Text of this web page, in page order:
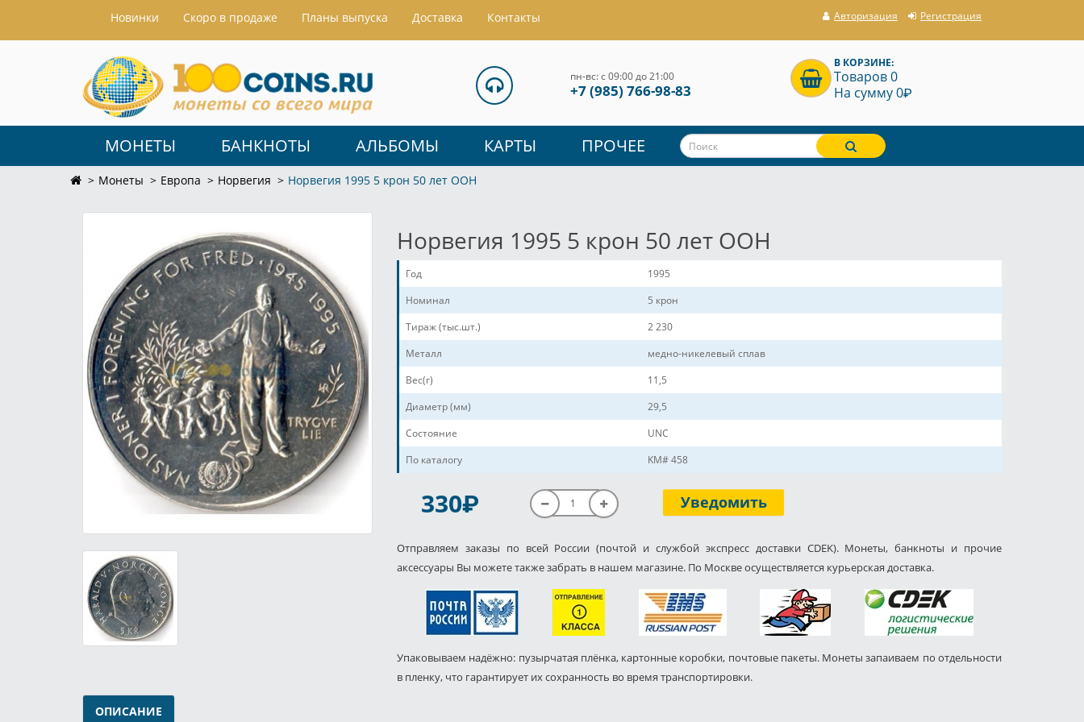
Hовинки Скоро в продаже Планы выпуска Доставка Контакты Авторизация Регистрация
пн-вс: с 09:00 до 21:00
+7 (985) 766-98-83
В КОРЗИНЕ:
Товаров 0
На сумму 0P
МОНЕТЫ БАНКНОТЫ АЛЬБОМЫ КАРТЫ ПРОЧЕЕ
Монеты Европа Норвегия Норвегия 1995 5 крон 50 лет ООН
Норвегия 1995 5 крон 50 лет ООН
Год
1995
Номинал
5 крон
Тираж (тыс.шт.)
2 230
Металл
медно-никелевый сплав
Вес(г)
11,5
Диаметр (мм)
29,5
Состояние
UNC
По каталогу
KM# 458
330P Уведомить
Отправляем заказы по всей России (почтой и службой экспресс доставки CDEK). Монеты, банкноты и прочие
аксессуары Вы можете также забрать в нашем магазине. По Москве осуществляется курьерская доставка.
Упаковываем надёжно: пузырчатая плёнка, картонные коробки, почтовые пакеты. Монеты запаиваем по отдельности
в пленку, что гарантирует их сохранность во время транспортировки.
ОПИСАНИЕ